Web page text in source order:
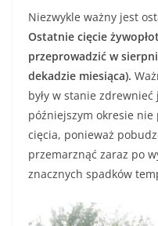
Niezwykle ważny jest
Ostatnie cięcie
przeprowadzić w
dekadzie miesiąca).
były w stanie
późniejszym okresie
cięcia, ponieważ
przemarznąć zaraz po
znacznych spadków